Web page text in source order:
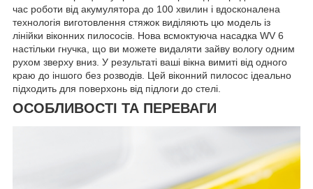
час роботи від акумулятора до 100 хвилин і вдосконалена
технологія виготовлення стяжок виділяють цю модель із
лінійки віконних пилососів. Нова всмоктуюча насадка WV 6
настільки гнучка, що ви можете видаляти зайву вологу одним
рухом зверху вниз. У результаті ваші вікна вимиті від одного
краю до іншого без розводів. Цей віконний пилосос ідеально
підходить для поверхонь від підлоги до стелі.
ОСОБЛИВОСТІ ТА ПЕРЕВАГИ